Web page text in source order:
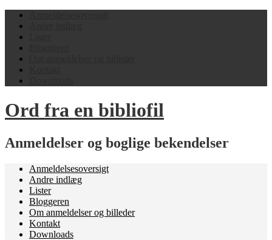
Ord fra en bibliofil
Anmeldelser og boglige bekendelser
Anmeldelsesoversigt
Andre indlæg
Lister
Bloggeren
Om anmeldelser og billeder
Kontakt
Downloads